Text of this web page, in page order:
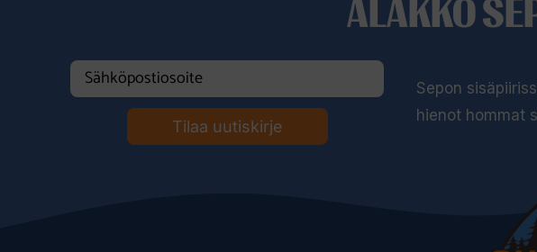
ALAKKO
Tilaa uutiskirje
Sepon
hienot hommat